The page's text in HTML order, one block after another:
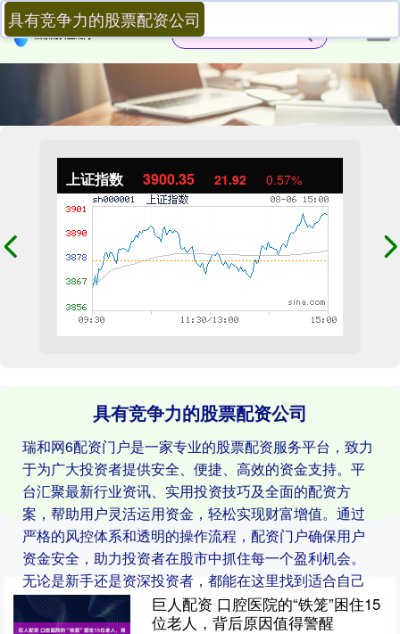
上证指数 3900.35 21.92 0.57%
具有竞争力的股票配资公司
瑞和网6配资门户是一家专业的股票配资服务平台，致力
于为广大投资者提供安全、便捷、高效的资金支持。平
台汇聚最新行业资讯、实用投资技巧及全面的配资方
案，帮助用户灵活运用资金，轻松实现财富增值。通过
严格的风控体系和透明的操作流程，配资门户确保用户
资金安全，助力投资者在股市中抓住每一个盈利机会。
无论是新手还是资深投资者，都能在这里找到适合自己
的配资服务。
具有竞争力的股票配资公司
巨人配资 口腔医院的“铁笼”困住15
位老人，背后原因值得警醒